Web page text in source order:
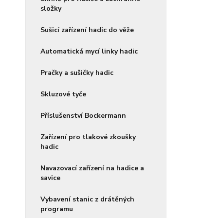
složky
Sušicí zařízení hadic do věže
Automatická mycí linky hadic
Pračky a sušičky hadic
Skluzové tyče
Příslušenství Bockermann
Zařízení pro tlakové zkoušky
hadic
Navazovací zařízení na hadice a
savice
Vybavení stanic z drátěných
programu